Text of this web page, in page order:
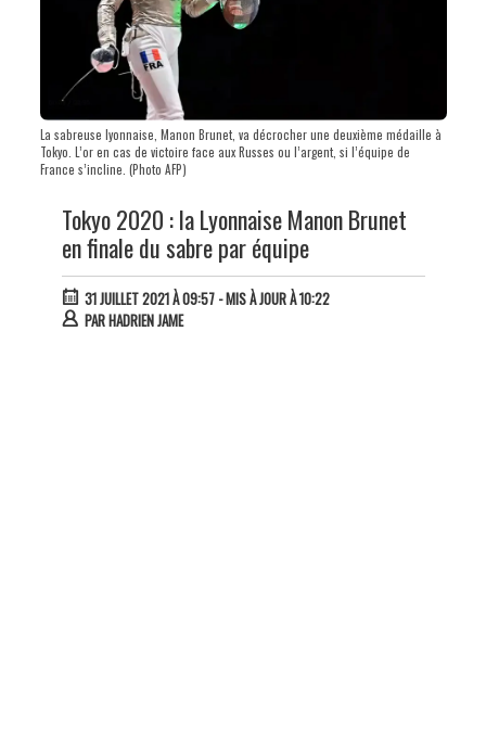
La sabreuse lyonnaise, Manon Brunet, va décrocher une deuxième médaille à
Tokyo. L’or en cas de victoire face aux Russes ou l’argent, si l’équipe de
France s’incline. (Photo AFP)
Tokyo 2020 : la Lyonnaise Manon Brunet
en finale du sabre par équipe
31 JUILLET 2021 À 09:57- MIS À JOUR À 10:22
PARHADRIEN JAME